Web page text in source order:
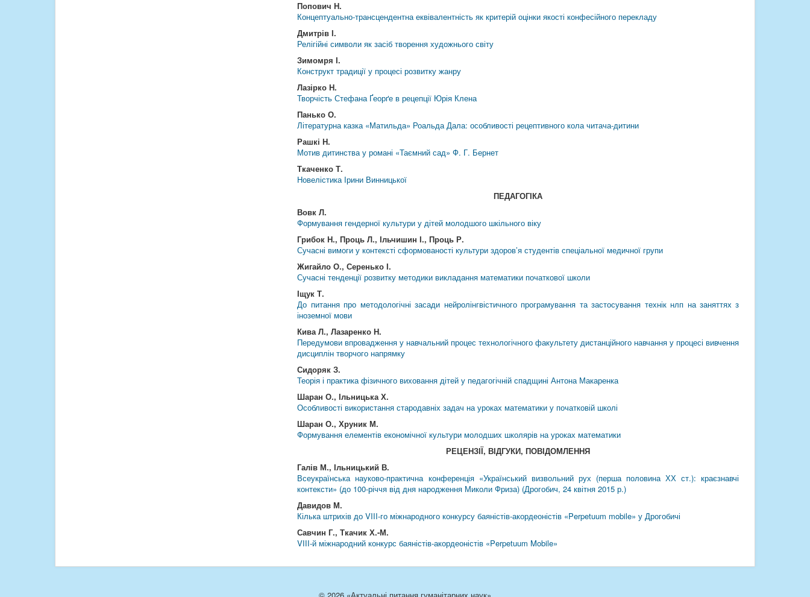
Попович Н.
Концептуально-трансцендентна еквівалентність як критерій оцінки якості конфесійного перекладу
Дмитрів І.
Релігійні символи як засіб творення художнього світу
Зимомря І.
Конструкт традиції у процесі розвитку жанру
Лазірко Н.
Творчість Стефана Ґеорґе в рецепції Юрія Клена
Панько О.
Літературна казка «Матильда» Роальда Дала: особливості рецептивного кола читача-дитини
Рашкі Н.
Мотив дитинства у романі «Таємний сад» Ф. Г. Бернет
Ткаченко Т.
Новелістика Ірини Винницької
ПЕДАГОГІКА
Вовк Л.
Формування гендерної культури у дітей молодшого шкільного віку
Грибок Н., Проць Л., Ільчишин І., Проць Р.
Сучасні вимоги у контексті сформованості культури здоров’я студентів спеціальної медичної групи
Жигайло О., Серенько І.
Сучасні тенденції розвитку методики викладання математики початкової школи
Іщук Т.
До питання про методологічні засади нейролінгвістичного програмування та застосування технік нлп на заняттях з
іноземної мови
Кива Л., Лазаренко Н.
Передумови впровадження у навчальний процес технологічного факультету дистанційного навчання у процесі вивчення
дисциплін творчого напрямку
Сидоряк З.
Теорія і практика фізичного виховання дітей у педагогічній спадщині Антона Макаренка
Шаран О., Ільницька Х.
Особливості використання стародавніх задач на уроках математики у початковій школі
Шаран О., Хруник М.
Формування елементів економічної культури молодших школярів на уроках математики
РЕЦЕНЗІЇ, ВІДГУКИ, ПОВІДОМЛЕННЯ
Галів М., Ільницький В.
Всеукраїнська науково-практична конференція «Український визвольний рух (перша половина ХХ ст.): краєзнавчі
контексти» (до 100-річчя від дня народження Миколи Фриза) (Дрогобич, 24 квітня 2015 р.)
Давидов М.
Кілька штрихів до VIII-го міжнародного конкурсу баяністів-акордеоністів «Perpetuum mobile» у Дрогобичі
Савчин Г., Ткачик Х.-М.
VІІІ-й міжнародний конкурс баяністів-акордеоністів «Perpetuum Mobile»